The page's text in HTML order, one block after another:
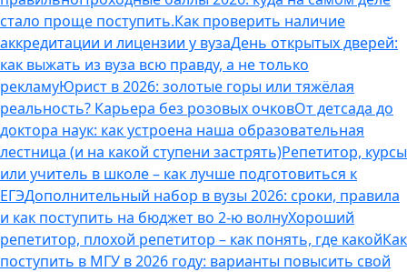
стало проще поступить.Как проверить наличие
аккредитации и лицензии у вузаДень открытых дверей:
как выжать из вуза всю правду, а не только
рекламуЮрист в 2026: золотые горы или тяжёлая
реальность? Карьера без розовых очковОт детсада до
доктора наук: как устроена наша образовательная
лестница (и на какой ступени застрять)Репетитор, курсы
или учитель в школе – как лучше подготовиться к
ЕГЭДополнительный набор в вузы 2026: сроки, правила
и как поступить на бюджет во 2‑ю волнуХороший
репетитор, плохой репетитор – как понять, где какойКак
поступить в МГУ в 2026 году: варианты повысить свой